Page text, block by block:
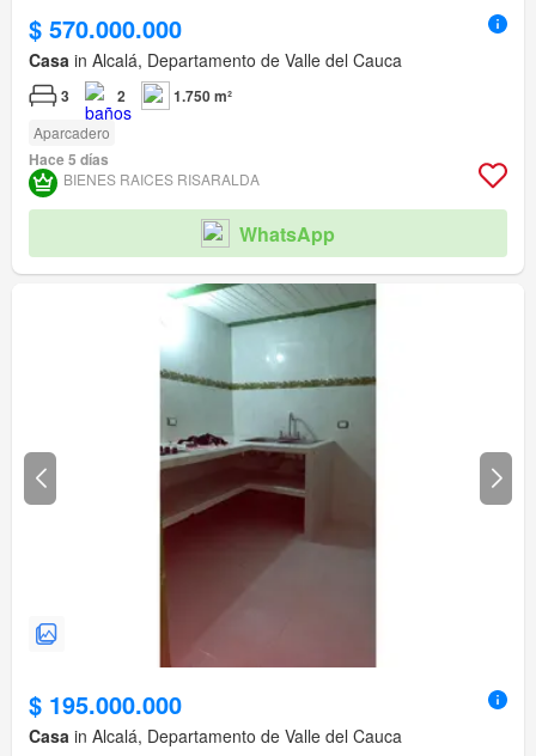
$ 570.000.000
Casa in Alcalá, Departamento de Valle del Cauca
3 2 1.750 m²
Aparcadero
Hace 5 días
BIENES RAICES RISARALDA
WhatsApp
$ 195.000.000
Casa in Alcalá, Departamento de Valle del Cauca